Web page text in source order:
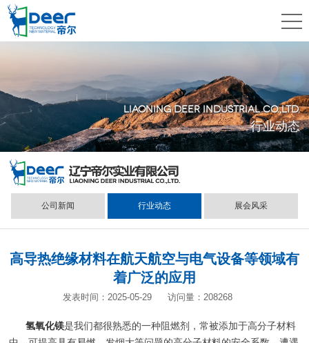
LIAONING DEER INDUSTRIAL CO.,LTD.
行业动态
公司新闻 行业动态 展会风采
高导热绝缘材料在航天航空与电气设备等领域有
着广泛的应用
发表时间：2025-05-29 访问量：208268
氢氧化镁是我们都很熟悉的一种阻燃剂，常被添加于高分子材料